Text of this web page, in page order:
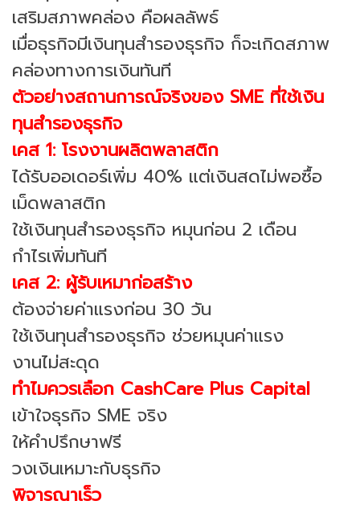
เสริมสภาพคล่อง คือผลลัพธ์
เมื่อธุรกิจมีเงินทุนสำรองธุรกิจ ก็จะเกิดสภาพ
คล่องทางการเงินทันที
ตัวอย่างสถานการณ์จริงของ SME ที่ใช้เงิน
ทุนสำรองธุรกิจ
เคส 1: โรงงานผลิตพลาสติก
ได้รับออเดอร์เพิ่ม 40% แต่เงินสดไม่พอซื้อ
เม็ดพลาสติก
ใช้เงินทุนสำรองธุรกิจ หมุนก่อน 2 เดือน
กำไรเพิ่มทันที
เคส 2: ผู้รับเหมาก่อสร้าง
ต้องจ่ายค่าแรงก่อน 30 วัน
ใช้เงินทุนสำรองธุรกิจ ช่วยหมุนค่าแรง
งานไม่สะดุด
ทำไมควรเลือก CashCare Plus Capital
เข้าใจธุรกิจ SME จริง
ให้คำปรึกษาฟรี
วงเงินเหมาะกับธุรกิจ
พิจารณาเร็ว